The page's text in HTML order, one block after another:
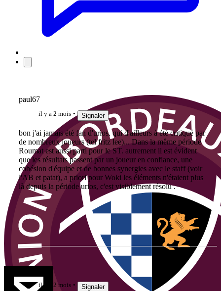
paul67
il y a 2 mois Signaler
bon j'ai jamais été fan d'urios, qui d'ailleurs à été critiqué par
de nombreux joueurs (tel fritz lee)... Dans la même période
Roumat est aussi parti pour le ST. autrement il est évident
que les résultats passent par un joueur en confiance, une
cohésion d'équipe et de bonnes synergies avec le staff (voir
l'AB et patat), a priori pour Woki les éléments n'étaient plus
là depuis la période urios, c'est visiblement résolu .
il y a 2 mois Signaler